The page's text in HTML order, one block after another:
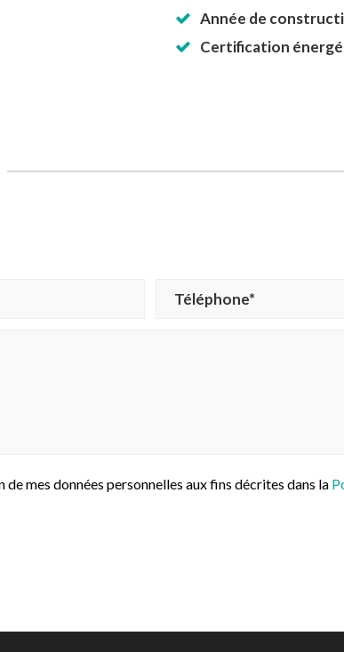
Année de
Certification
mes données personnelles aux fins décrites dans la